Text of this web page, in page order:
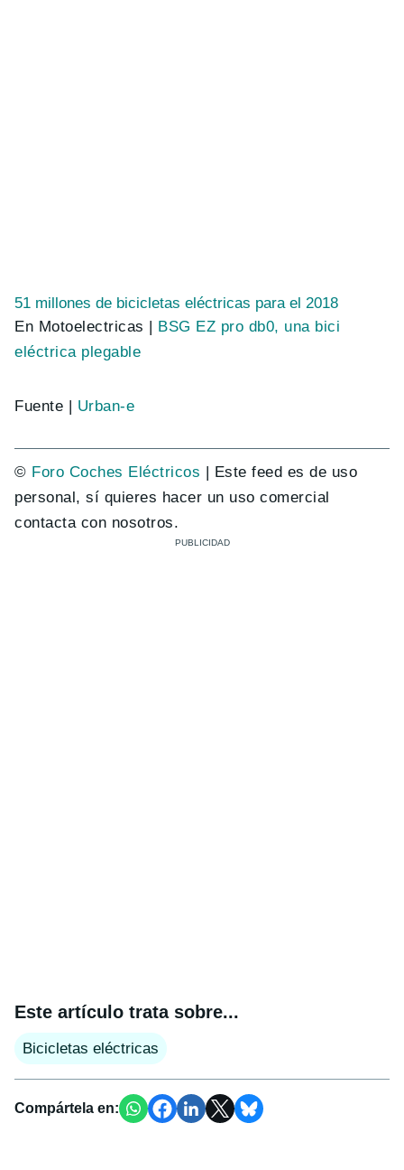
51 millones de bicicletas eléctricas para el 2018
En Motoelectricas | BSG EZ pro db0, una bici
eléctrica plegable
Fuente | Urban-e
© Foro Coches Eléctricos | Este feed es de uso
personal, sí quieres hacer un uso comercial
contacta con nosotros.
Este artículo trata sobre...
Bicicletas eléctricas
Compártela en: